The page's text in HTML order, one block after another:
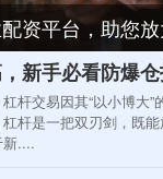
资平台，助您
新手必看防爆
杆交易因其“以小博大”
杆是一把双刃剑，既
....